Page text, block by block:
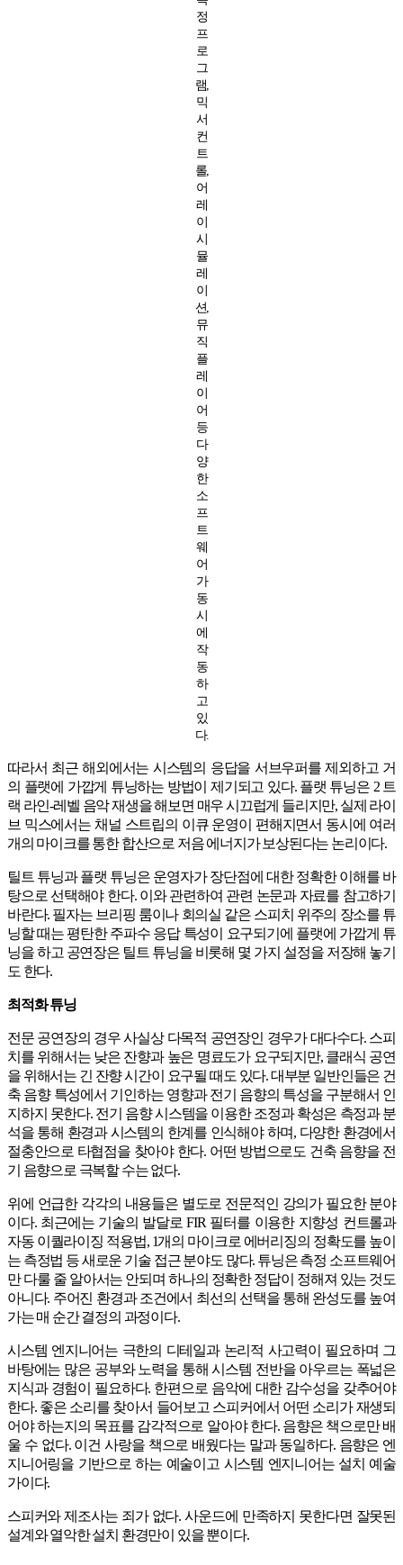
정
프
로
그
램,
믹
서
컨
트
롤,
어
레
이
시
뮬
레
이
션,
뮤
직
플
레
이
어
등
다
양
한
소
프
트
웨
어
가
동
시
에
작
동
하
고
있
다.
따라서 최근 해외에서는 시스템의 응답을 서브우퍼를 제외하고 거
의 플랫에 가깝게 튜닝하는 방법이 제기되고 있다. 플랫 튜닝은 2 트
랙 라인-레벨 음악 재생을 해보면 매우 시끄럽게 들리지만, 실제 라이
브 믹스에서는 채널 스트립의 이큐 운영이 편해지면서 동시에 여러
개의 마이크를 통한 합산으로 저음 에너지가 보상된다는 논리이다.
틸트 튜닝과 플랫 튜닝은 운영자가 장단점에 대한 정확한 이해를 바
탕으로 선택해야 한다. 이와 관련하여 관련 논문과 자료를 참고하기
바란다. 필자는 브리핑 룸이나 회의실 같은 스피치 위주의 장소를 튜
닝할 때는 평탄한 주파수 응답 특성이 요구되기에 플랫에 가깝게 튜
닝을 하고 공연장은 틸트 튜닝을 비롯해 몇 가지 설정을 저장해 놓기
도 한다.
최적화 튜닝
전문 공연장의 경우 사실상 다목적 공연장인 경우가 대다수다. 스피
치를 위해서는 낮은 잔향과 높은 명료도가 요구되지만, 클래식 공연
을 위해서는 긴 잔향 시간이 요구될 때도 있다. 대부분 일반인들은 건
축 음향 특성에서 기인하는 영향과 전기 음향의 특성을 구분해서 인
지하지 못한다. 전기 음향 시스템을 이용한 조정과 확성은 측정과 분
석을 통해 환경과 시스템의 한계를 인식해야 하며, 다양한 환경에서
절충안으로 타협점을 찾아야 한다. 어떤 방법으로도 건축 음향을 전
기 음향으로 극복할 수는 없다.
위에 언급한 각각의 내용들은 별도로 전문적인 강의가 필요한 분야
이다. 최근에는 기술의 발달로 FIR 필터를 이용한 지향성 컨트롤과
자동 이퀄라이징 적용법, 1개의 마이크로 에버리징의 정확도를 높이
는 측정법 등 새로운 기술 접근 분야도 많다. 튜닝은 측정 소프트웨어
만 다룰 줄 알아서는 안되며 하나의 정확한 정답이 정해져 있는 것도
아니다. 주어진 환경과 조건에서 최선의 선택을 통해 완성도를 높여
가는 매 순간 결정의 과정이다.
시스템 엔지니어는 극한의 디테일과 논리적 사고력이 필요하며 그
바탕에는 많은 공부와 노력을 통해 시스템 전반을 아우르는 폭넓은
지식과 경험이 필요하다. 한편으로 음악에 대한 감수성을 갖추어야
한다. 좋은 소리를 찾아서 들어보고 스피커에서 어떤 소리가 재생되
어야 하는지의 목표를 감각적으로 알아야 한다. 음향은 책으로만 배
울 수 없다. 이건 사랑을 책으로 배웠다는 말과 동일하다. 음향은 엔
지니어링을 기반으로 하는 예술이고 시스템 엔지니어는 설치 예술
가이다.
스피커와 제조사는 죄가 없다. 사운드에 만족하지 못한다면 잘못된
설계와 열악한 설치 환경만이 있을 뿐이다.